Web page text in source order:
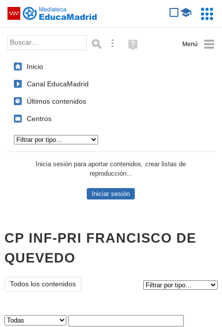
Saltar navegación
Palabra o frase: Búsqueda avanzada
Ayuda
(en
Inicio
Canal EducaMadrid
Últimos contenidos
Centros
Inicia sesión para aportar contenidos, crear listas de
reproducción...
Iniciar sesión
CP INF-PRI FRANCISCO DE
QUEVEDO
Todos los contenidos
Sus archivos